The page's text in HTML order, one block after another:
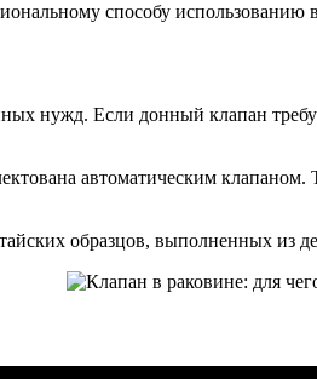
способу использованию
нужд. Если донный клапан
автоматическим
образцов, выполненных из